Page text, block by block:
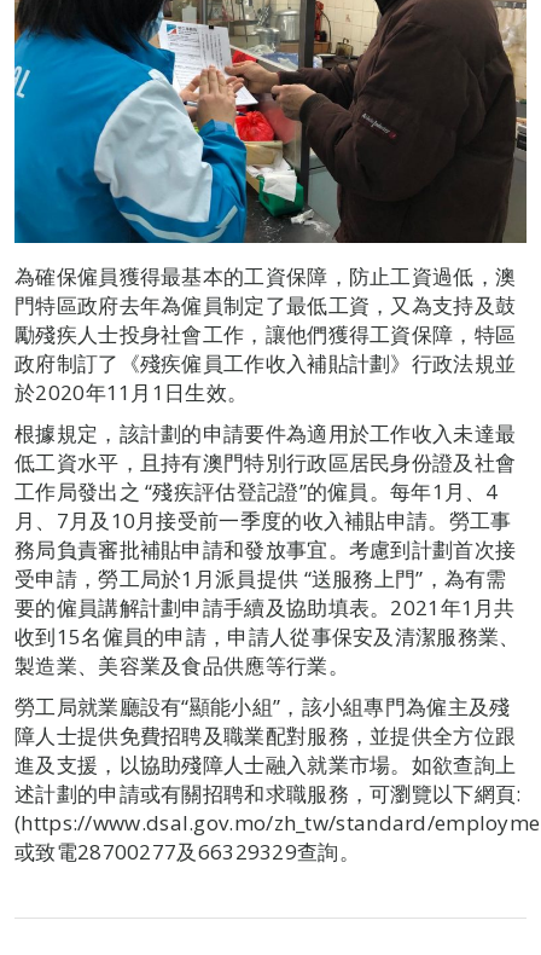
為確保僱員獲得最基本的工資保障，防止工資過低，澳
門特區政府去年為僱員制定了最低工資，又為支持及鼓
勵殘疾人士投身社會工作，讓他們獲得工資保障，特區
政府制訂了《殘疾僱員工作收入補貼計劃》行政法規並
於2020年11月1日生效。
根據規定，該計劃的申請要件為適用於工作收入未達最
低工資水平，且持有澳門特別行政區居民身份證及社會
工作局發出之 “殘疾評估登記證”的僱員。每年1月、4
月、7月及10月接受前一季度的收入補貼申請。勞工事
務局負責審批補貼申請和發放事宜。考慮到計劃首次接
受申請，勞工局於1月派員提供 “送服務上門”，為有需
要的僱員講解計劃申請手續及協助填表。2021年1月共
收到15名僱員的申請，申請人從事保安及清潔服務業、
製造業、美容業及食品供應等行業。
勞工局就業廳設有“顯能小組”，該小組專門為僱主及殘
障人士提供免費招聘及職業配對服務，並提供全方位跟
進及支援，以協助殘障人士融入就業市場。如欲查詢上
述計劃的申請或有關招聘和求職服務，可瀏覽以下網頁:
(https://www.dsal.gov.mo/zh_tw/standard/
或致電28700277及66329329查詢。